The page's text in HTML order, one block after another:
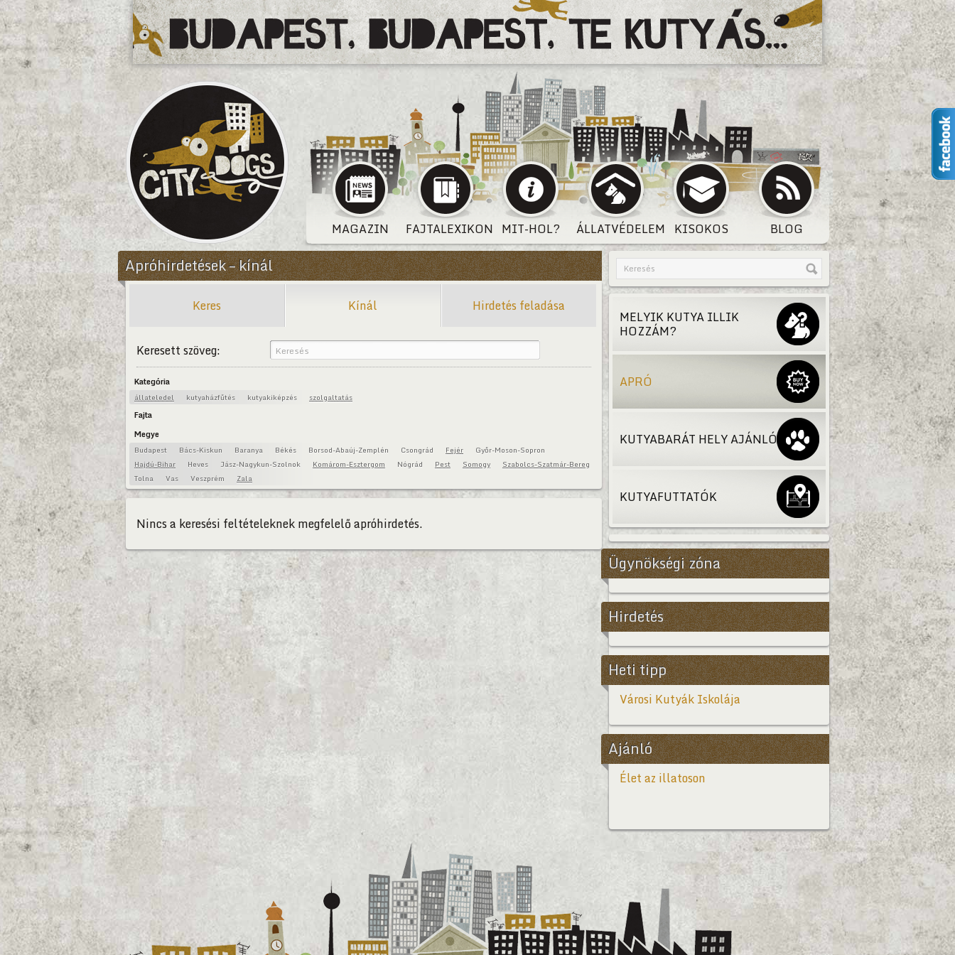
CityDogs
MAGAZIN FAJTALEXIKON MIT-HOL? ÁLLATVÉDELEM KISOKOS BLOG
Apróhirdetések – kínál
Keres Kínál Hirdetés feladása
Keresett szöveg:
Kategória
állateledel kutyaházfűtés kutyakiképzés szolgaltatás
Fajta
Megye
Budapest Bács-Kiskun Baranya Békés Borsod-Abaúj-Zemplén Csongrád Fejér
Győr-Moson-Sopron
Hajdú-Bihar
Heves Jász-Nagykun-Szolnok Komárom-Esztergom Nógrád Pest Somogy
Szabolcs-Szatmár-Bereg
Tolna
Vas Veszprém Zala
Nincs a keresési feltételeknek megfelelő apróhirdetés.
MELYIK KUTYA ILLIK
HOZZÁM?
APRÓ
KUTYABARÁT HELY AJÁNLÓ
KUTYAFUTTATÓK
Ügynökségi zóna
Hirdetés
Heti tipp
Városi Kutyák Iskolája
Ajánló
Élet az illatoson